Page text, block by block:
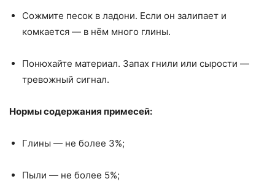
Сожмите песок в ладони. Если он залипает и
комкается — в нём много глины.
Понюхайте материал. Запах гнили или сырости —
тревожный сигнал.
Нормы содержания примесей:
Глины — не более 3%;
Пыли — не более 5%;